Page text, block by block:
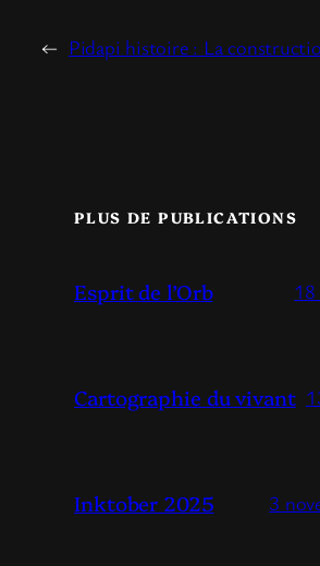
← Pidapi histoire : La
PLUS DE PUBLICATIONS
Esprit de l’Orb
Cartographie du vivant
Inktober 2025 3